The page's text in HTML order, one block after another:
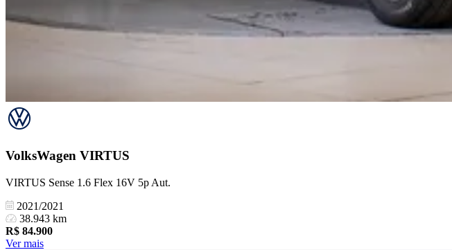
VolksWagen VIRTUS
VIRTUS Sense 1.6 Flex 16V 5p Aut.
2021/2021
38.943 km
R$ 84.900
Ver mais